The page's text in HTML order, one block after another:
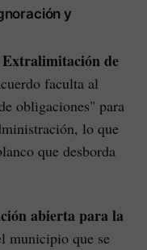
y
Extralimitación de
faculta al
obligaciones" para
lo que
que desborda
abierta para la
municipio que se